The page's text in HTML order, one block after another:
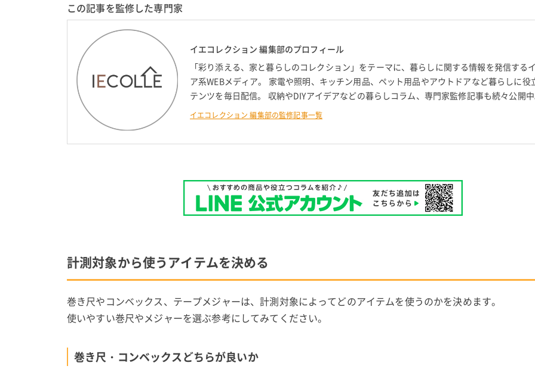
この記事を監修した専門家
イエコレクション 編集部のプロフィール
「彩り添える、家と暮らしのコレクション」をテーマに、暮らしに関する情報を発信する
ア系WEBメディア。 家電や照明、キッチン用品、ペット用品やアウトドアなど暮らしに役
テンツを毎日配信。 収納やDIYアイデアなどの暮らしコラム、専門家監修記事も続々公開中
イエコレクション 編集部の監修記事一覧
計測対象から使うアイテムを決める
巻き尺やコンベックス、テープメジャーは、計測対象によってどのアイテムを使うのかを決めます。
使いやすい巻尺やメジャーを選ぶ参考にしてみてください。
巻き尺・コンベックスどちらが良いか